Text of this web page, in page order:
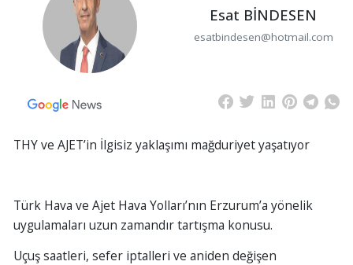
Esat BİNDESEN
esatbindesen@hotmail.com
THY ve AJET’in İlgisiz yaklaşımı mağduriyet yaşatıyor
Türk Hava ve Ajet Hava Yolları’nın Erzurum’a yönelik
uygulamaları uzun zamandır tartışma konusu.
Uçuş saatleri, sefer iptalleri ve aniden değişen